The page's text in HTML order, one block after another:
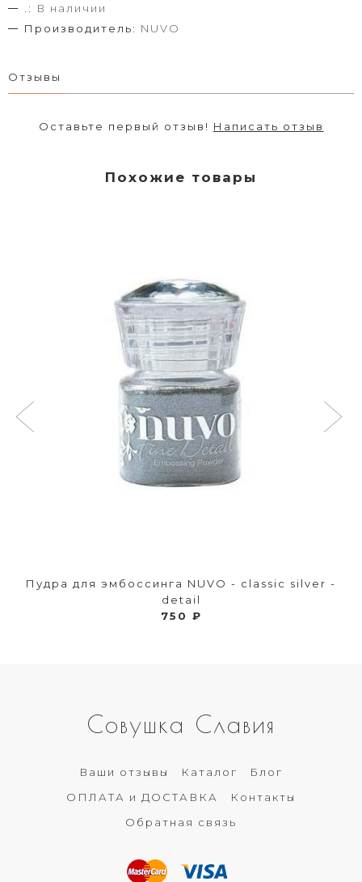
.:
В наличии
Производитель: NUVO
Отзывы
Оставьте первый отзыв! Написать отзыв
Похожие товары
Пудра для эмбоссинга NUVO - classic silver -
detail
750 ₽
Совушка Славия
Ваши отзывы Каталог
Блог
ОПЛАТА и ДОСТАВКА
Контакты
Обратная связь